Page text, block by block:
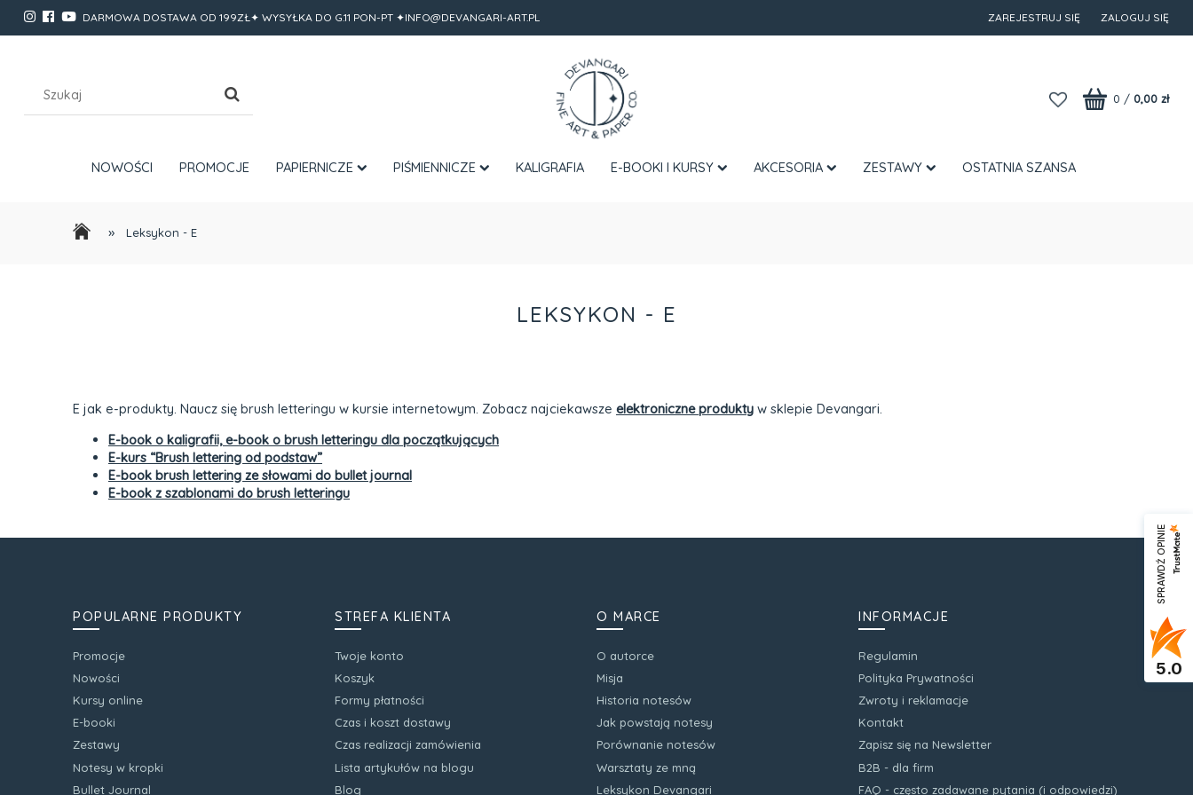
DARMOWA DOSTAWA OD 199ZŁ✦ WYSYŁKA DO G.11 PON-PT ✦INFO@DEVANGARI-ART.PL ZAREJESTRUJ SIĘ ZALOGUJ SIĘ
0 / 0,00 zł
NOWOŚCI PROMOCJE PAPIERNICZE PIŚMIENNICZE KALIGRAFIA E-BOOKI I KURSY AKCESORIA ZESTAWY OSTATNIA SZANSA
» Leksykon - E
LEKSYKON - E
E jak e-produkty. Naucz się brush letteringu w kursie internetowym. Zobacz najciekawsze elektroniczne produkty w sklepie Devangari.
E-book o kaligrafii, e-book o brush letteringu dla początkujących
E-kurs “Brush lettering od podstaw”
E-book brush lettering ze słowami do bullet journal
E-book z szablonami do brush letteringu
POPULARNE PRODUKTY
Promocje
Nowości
Kursy online
E-booki
Zestawy
Notesy w kropki
Bullet Journal
STREFA KLIENTA
Twoje konto
Koszyk
Formy płatności
Czas i koszt dostawy
Czas realizacji zamówienia
Lista artykułów na blogu
Blog
O MARCE
O autorce
Misja
Historia notesów
Jak powstają notesy
Porównanie notesów
Warsztaty ze mną
Leksykon Devangari
INFORMACJE
Regulamin
Polityka Prywatności
Zwroty i reklamacje
Kontakt
Zapisz się na Newsletter
B2B - dla firm
FAQ - często zadawane pytania (i odpowiedzi)
SPRAWDŹ OPINIE
5.0